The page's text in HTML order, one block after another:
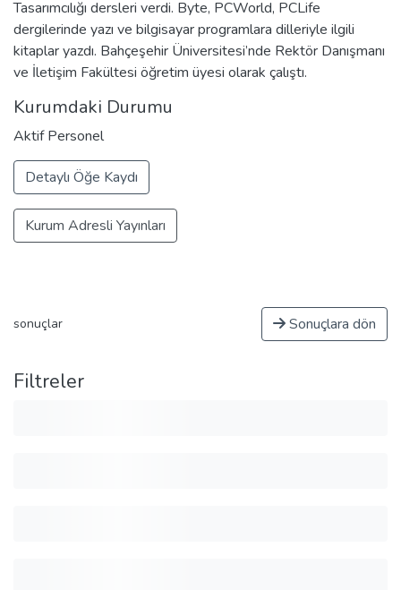
Tasarımcılığı dersleri verdi. Byte, PCWorld, PCLife
dergilerinde yazı ve bilgisayar programlara dilleriyle ilgili
kitaplar yazdı. Bahçeşehir Üniversitesi’nde Rektör Danışmanı
ve İletişim Fakültesi öğretim üyesi olarak çalıştı.
Kurumdaki Durumu
Aktif Personel
Detaylı Öğe Kaydı
Kurum Adresli Yayınları
sonuçlar Sonuçlara dön
Filtreler